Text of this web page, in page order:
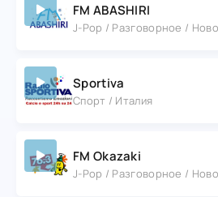
FM ABASHIRI
J-Pop / Разговорное /
Sportiva
Спорт / Италия
FM Okazaki
J-Pop / Разговорное /